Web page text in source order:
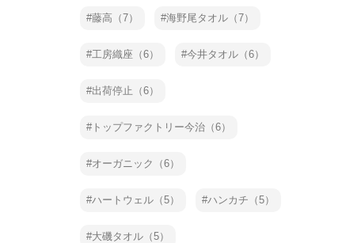
藤高（7） 海野尾タオル（7）
工房織座（6） 今井タオル（6）
出荷停止（6）
トップファクトリー今治（6）
オーガニック（6）
ハートウェル（5） ハンカチ（5）
大磯タオル（5）